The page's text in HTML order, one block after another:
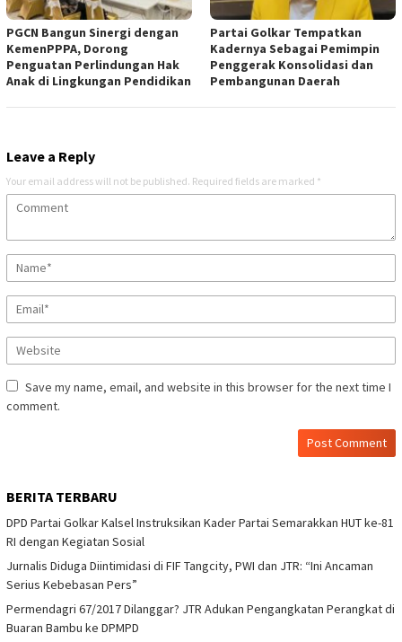
PGCN Bangun Sinergi dengan
KemenPPPA, Dorong
Penguatan Perlindungan Hak
Anak di Lingkungan Pendidikan
Partai Golkar Tempatkan
Kadernya Sebagai Pemimpin
Penggerak Konsolidasi dan
Pembangunan Daerah
Leave a Reply
Your email address will not be published. Required fields are marked *
Save my name, email, and website in this browser for the next time I
comment.
BERITA TERBARU
DPD Partai Golkar Kalsel Instruksikan Kader Partai Semarakkan HUT ke-81
RI dengan Kegiatan Sosial
Jurnalis Diduga Diintimidasi di FIF Tangcity, PWI dan JTR: “Ini Ancaman
Serius Kebebasan Pers”
Permendagri 67/2017 Dilanggar? JTR Adukan Pengangkatan Perangkat di
Buaran Bambu ke DPMPD